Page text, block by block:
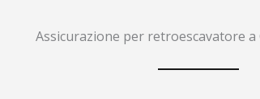
Assicurazione per retroescavatore